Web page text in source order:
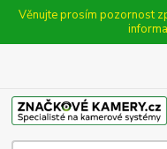
Věnujte prosím pozornost